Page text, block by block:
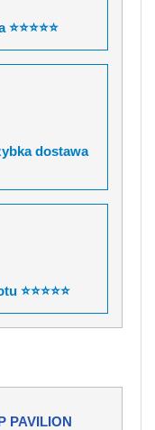
dostawa
⭐⭐⭐⭐⭐
PAVILION